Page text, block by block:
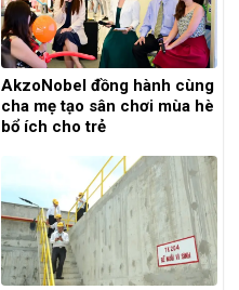
AkzoNobel đồng hành cùng
cha mẹ tạo sân chơi mùa hè
bổ ích cho trẻ